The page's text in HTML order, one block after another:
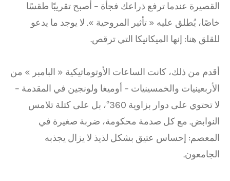
القصيرة عندما ترفع ذراعك فجأة – أصبح تقريبًا طقسًا
خاصًا، يُطلق عليه « تأثير المروحية ». لا يوجد ما يدعو
للقلق هنا: إنها الميكانيكا التي ترقص.
أقدم من ذلك، كانت الساعات الأوتوماتيكية « البامبر » من
الأربعينيات والخمسينيات – أوميغا ولونجين في المقدمة –
لا تحتوي على دوار بزاوية 360°، بل على كتلة تلامس
النوابض. مع كل صدمة محكومة، ضربة صغيرة في
المعصم: إحساس عتيق بشكل لذيذ لا يزال يجذبه
الجامعون.